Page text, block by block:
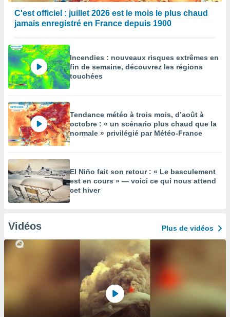
C'est officiel : juillet 2026 est le mois le plus chaud
jamais enregistré en France depuis 1900
Incendies : nouveaux risques extrêmes en
fin de semaine, découvrez les régions
touchées
Tendance météo à trois mois, d’août à
octobre : « un scénario plus chaud que la
normale » privilégié par Météo-France
El Niño fait son retour : « Le basculement
est en cours » — voici ce qui nous attend
cet hiver
Vidéos Plus de vidéos